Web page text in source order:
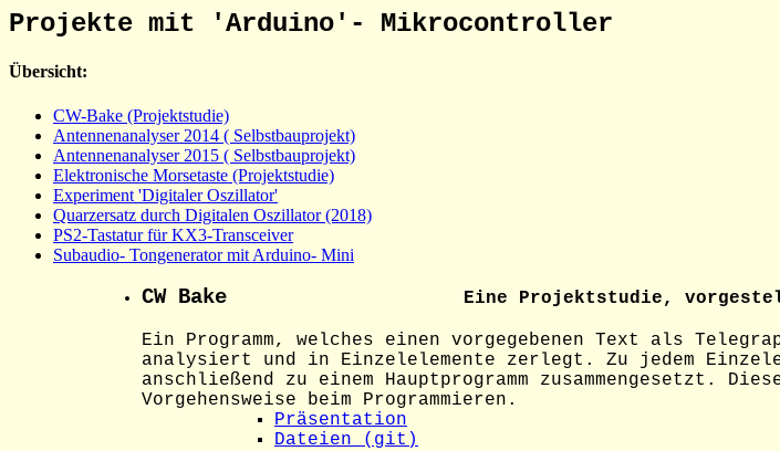
Projekte mit 'Arduino'- Mikrocontroller
Übersicht:
CW-Bake (Projektstudie)
Antennenanalyser 2014 ( Selbstbauprojekt)
Antennenanalyser 2015 ( Selbstbauprojekt)
Elektronische Morsetaste (Projektstudie)
Experiment 'Digitaler Oszillator'
Quarzersatz durch Digitalen Oszillator (2018)
PS2-Tastatur für KX3-Transceiver
Subaudio- Tongenerator mit Arduino- Mini
CW Bake Eine Projektstudie, vorgestellt zum
Ein Programm, welches einen vorgegebenen Text als
analysiert und in Einzelelemente zerlegt. Zu jedem
anschließend zu einem Hauptprogramm
Vorgehensweise beim Programmieren.
Präsentation
Dateien (git)